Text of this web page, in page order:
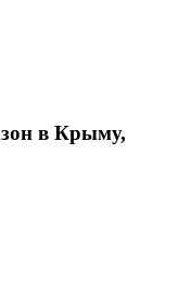
в Крыму,